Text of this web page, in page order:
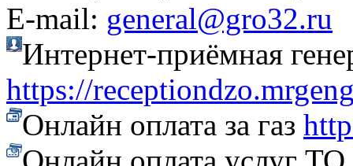
Е-mail: general@gro32.ru
Интернет-приёмная
https://
Онлайн оплата за газ